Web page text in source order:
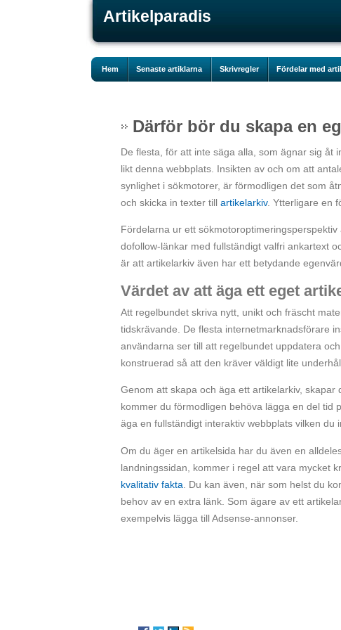
Artikelparadis
Hem Senaste artiklarna Skrivregler Fördelar med
Därför bör du skapa en
De flesta, för att inte säga alla, som ägnar sig
likt denna webbplats. Insikten av och om att
synlighet i sökmotorer, är förmodligen det som
och skicka in texter till artikelarkiv. Ytterligare en
Fördelarna ur ett
dofollow-länkar med fullständigt valfri ankartext
är att artikelarkiv även har ett betydande
Värdet av att äga ett eget
Att regelbundet skriva nytt, unikt och fräscht
tidskrävande. De flesta internetmarknadsförare
användarna ser till att regelbundet uppdatera
konstruerad så att den kräver väldigt lite
Genom att skapa och äga ett artikelarkiv,
kommer du förmodligen behöva lägga en del tid
äga en fullständigt interaktiv webbplats vilken du
Om du äger en artikelsida har du även en
landningssidan, kommer i regel att vara mycket
kvalitativ fakta . Du kan även, när som helst du
behov av en extra länk. Som ägare av ett
exempelvis lägga till Adsense-annonser.